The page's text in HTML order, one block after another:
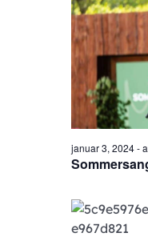
januar 3, 2024-